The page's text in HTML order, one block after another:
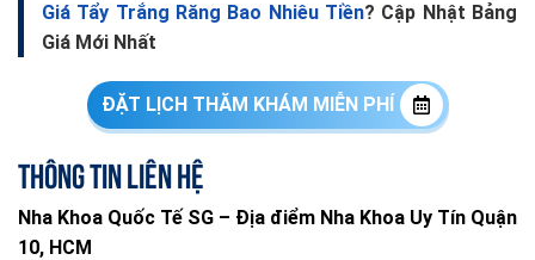
Giá Tẩy Trắng Răng Bao Nhiêu Tiền? Cập Nhật Bảng
Giá Mới Nhất
ĐẶT LỊCH THĂM KHÁM MIỄN PHÍ
Thông tin liên hệ
Nha Khoa Quốc Tế SG – Địa điểm Nha Khoa Uy Tín Quận
10, HCM